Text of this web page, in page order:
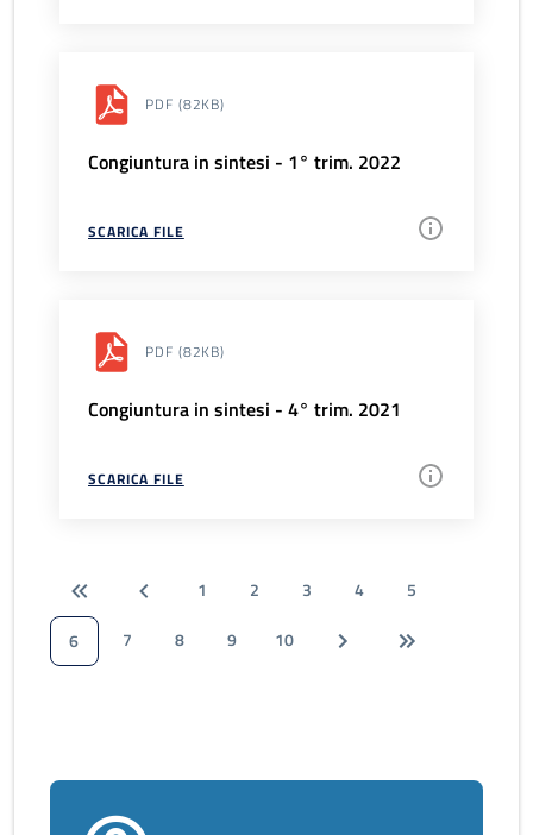
PDF (82KB)
Congiuntura in sintesi - 1° trim. 2022
SCARICA FILE
PDF (82KB)
Congiuntura in sintesi - 4° trim. 2021
SCARICA FILE
1 2 3 4
5
6
7 8 9 10